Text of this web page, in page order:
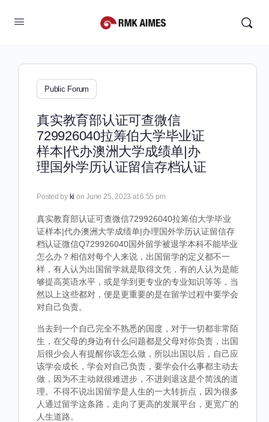
Public Forum
真实教育部认证可查微信
729926040拉筹伯大学毕业证
样本|代办澳洲大学成绩单|办
理国外学历认证留信存档认证
Posted by ki on June 25, 2023 at 6:55 pm
真实教育部认证可查微信729926040拉筹伯大学毕业
证样本|代办澳洲大学成绩单|办理国外学历认证留信存
档认证微信Q729926040国外留学被退学本科不能毕业
怎么办？相信对每个人来说，出国留学的定义都不一
样，有人认为出国留学就是取得文凭，有的人认为是能
够提高英语水平，或是学到更专业的专业知识等等，当
然以上这些都对，便是更重要的是在留学过程中要学会
对自己负责。
当去到一个自己完全不熟悉的国度，对于一切都非常陌
生，在父母的身边有什么问题都是父母对你负责，出国
后很少会人有提醒你该怎么做，所以出国以后，自己应
该学会成长，学会对自己负责，要学会什么事都主动去
做，因为不主动就很难进步，不进则退这是个简浅的道
理。不得不说出国留学是人生的一大转折点，因为很多
人通过留学这条路，走向了更高的发展平台，更宽广的
人生道路。